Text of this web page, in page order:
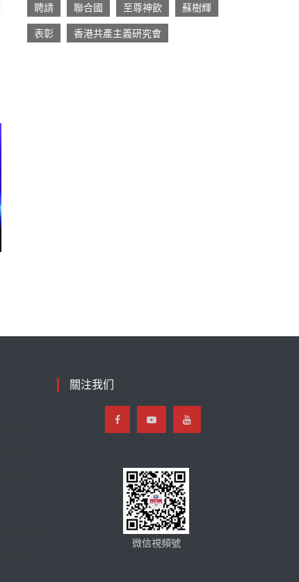
聘請
聯合國 至尊神飲
蘇樹輝
表彰
香港共產主義研究會
關注我们
微信視頻號